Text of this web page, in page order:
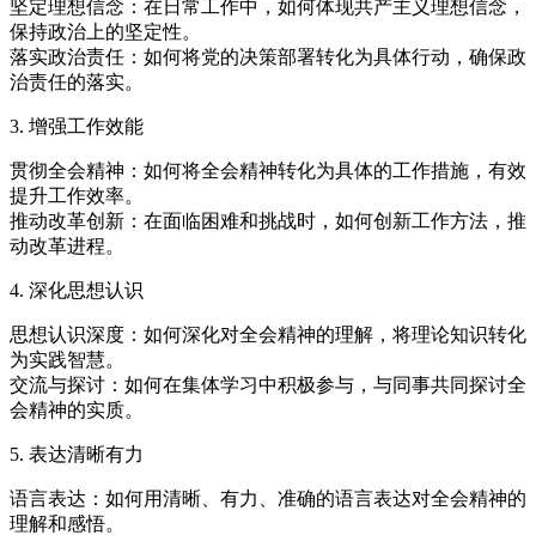
坚定理想信念：在日常工作中，如何体现共产主义理想信念，
保持政治上的坚定性。
落实政治责任：如何将党的决策部署转化为具体行动，确保政
治责任的落实。
3. 增强工作效能
贯彻全会精神：如何将全会精神转化为具体的工作措施，有效
提升工作效率。
推动改革创新：在面临困难和挑战时，如何创新工作方法，推
动改革进程。
4. 深化思想认识
思想认识深度：如何深化对全会精神的理解，将理论知识转化
为实践智慧。
交流与探讨：如何在集体学习中积极参与，与同事共同探讨全
会精神的实质。
5. 表达清晰有力
语言表达：如何用清晰、有力、准确的语言表达对全会精神的
理解和感悟。